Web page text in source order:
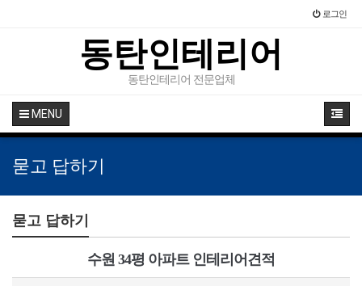
로그인
동탄인테리어
동탄인테리어 전문업체
MENU
묻고 답하기
묻고 답하기
수원 34평 아파트 인테리어견적